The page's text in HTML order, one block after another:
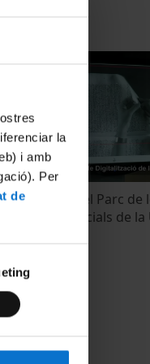
la
i amb
Per
de
del Parc de
les Ciències Socials de la